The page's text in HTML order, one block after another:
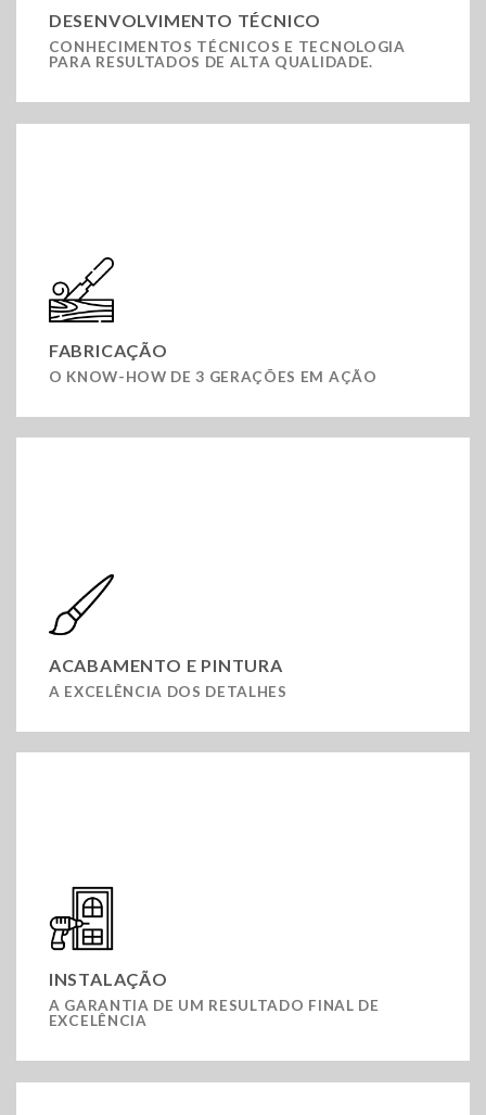
DESENVOLVIMENTO TÉCNICO
CONHECIMENTOS TÉCNICOS E TECNOLOGIA
PARA RESULTADOS DE ALTA QUALIDADE.
FABRICAÇÃO
O KNOW-HOW DE 3 GERAÇÕES EM AÇÃO
ACABAMENTO E PINTURA
A EXCELÊNCIA DOS DETALHES
INSTALAÇÃO
A GARANTIA DE UM RESULTADO FINAL DE
EXCELÊNCIA